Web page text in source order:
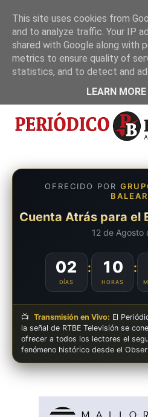
Inicio Nosotros Política de privacidad
OFRECIDO POR
Cuenta Atrás para el
12 de Agosto
02
DÍAS
: 10
HORAS
:
📺 Transmisión en Vivo: El
la señal de RTBE Televisión se
ofrecer a todos los lectores el
fenómeno histórico desde el
This site uses cookies from
and to analyze traffic. Your IP
shared with Google along with
metrics to ensure quality of
statistics, and to detect and
LEARN MORE